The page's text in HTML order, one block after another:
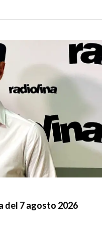
del 7 agosto 2026